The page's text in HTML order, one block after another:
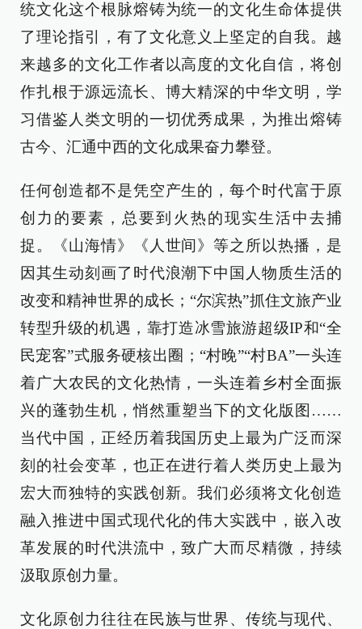
统文化这个根脉熔铸为统一的文化生命体提供
了理论指引，有了文化意义上坚定的自我。越
来越多的文化工作者以高度的文化自信，将创
作扎根于源远流长、博大精深的中华文明，学
习借鉴人类文明的一切优秀成果，为推出熔铸
古今、汇通中西的文化成果奋力攀登。
任何创造都不是凭空产生的，每个时代富于原
创力的要素，总要到火热的现实生活中去捕
捉。《山海情》《人世间》等之所以热播，是
因其生动刻画了时代浪潮下中国人物质生活的
改变和精神世界的成长；“尔滨热”抓住文旅产业
转型升级的机遇，靠打造冰雪旅游超级IP和“全
民宠客”式服务硬核出圈；“村晚”“村BA”一头连
着广大农民的文化热情，一头连着乡村全面振
兴的蓬勃生机，悄然重塑当下的文化版图……
当代中国，正经历着我国历史上最为广泛而深
刻的社会变革，也正在进行着人类历史上最为
宏大而独特的实践创新。我们必须将文化创造
融入推进中国式现代化的伟大实践中，嵌入改
革发展的时代洪流中，致广大而尽精微，持续
汲取原创力量。
文化原创力往往在民族与世界、传统与现代、